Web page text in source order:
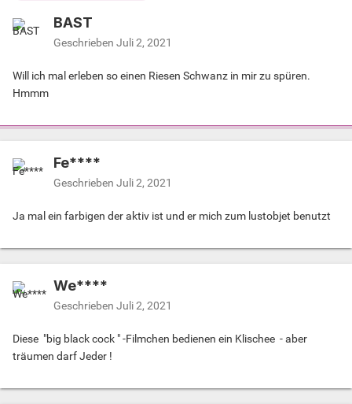
BAST
Geschrieben Juli 2, 2021
Will ich mal erleben so einen Riesen Schwanz in mir zu spüren.
Hmmm
Fe****
Geschrieben Juli 2, 2021
Ja mal ein farbigen der aktiv ist und er mich zum lustobjet benutzt
We****
Geschrieben Juli 2, 2021
Diese "big black cock " -Filmchen bedienen ein Klischee - aber
träumen darf Jeder !